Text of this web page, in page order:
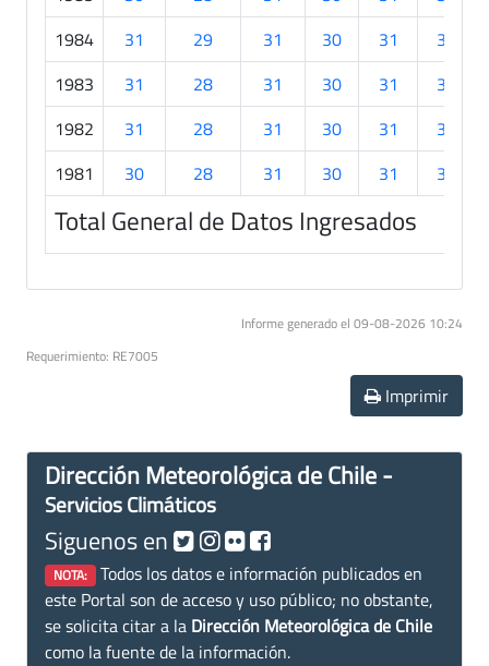
1984
31 29 31 30 31
30
1983
31 28 31 30 31
30
1982
31 28 31 30 31
30
1981
30 28 31 30 31 30
Total General de Datos Ingresados
Informe generado el 09-08-2026 10:24
Requerimiento: RE7005
Imprimir
Dirección Meteorológica de Chile -
Servicios Climáticos
Siguenos en
NOTA: Todos los datos e información publicados en
este Portal son de acceso y uso público; no obstante,
se solicita citar a la Dirección Meteorológica de Chile
como la fuente de la información.